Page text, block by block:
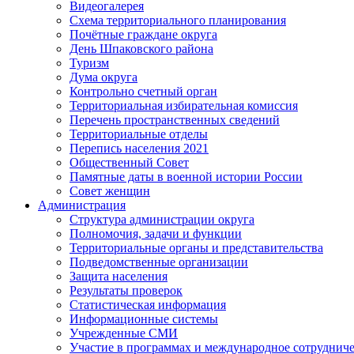
Видеогалерея
Схема территориального планирования
Почётные граждане округа
День Шпаковского района
Туризм
Дума округа
Контрольно счетный орган
Территориальная избирательная комиссия
Перечень пространственных сведений
Территориальные отделы
Перепись населения 2021
Общественный Совет
Памятные даты в военной истории России
Совет женщин
Администрация
Структура администрации округа
Полномочия, задачи и функции
Территориальные органы и представительства
Подведомственные организации
Защита населения
Результаты проверок
Статистическая информация
Информационные системы
Учрежденные СМИ
Участие в программах и международное